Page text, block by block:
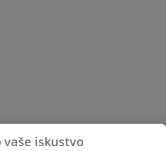
iskustvo